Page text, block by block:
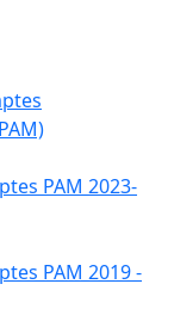
PAM 2023-
PAM 2019 -